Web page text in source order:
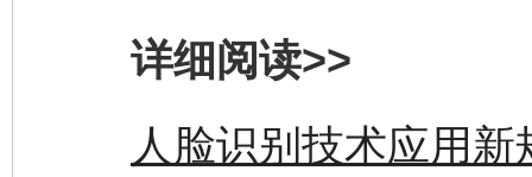
详细阅读>>
人脸识别技术应用